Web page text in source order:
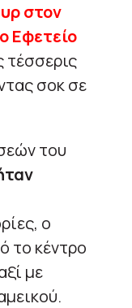
στον
Εφετείο
τέσσερις
σοκ σε
του
ο
το κέντρο
με